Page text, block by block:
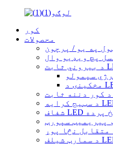
کور
محصولات